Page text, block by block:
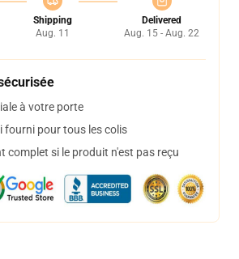
Shipping
Aug. 11
Delivered
Aug. 15 - Aug. 22
à votre porte
fourni pour tous les colis
complet si le produit n'est pas reçu